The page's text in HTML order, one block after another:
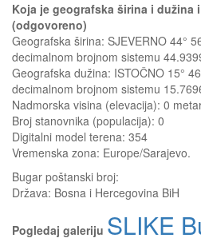
Koja je geografska širina i dužina
(odgovoreno)
Geografska širina: SJEVERNO 44°
decimalnom brojnom sistemu
Geografska dužina: ISTOČNO 15°
decimalnom brojnom sistemu
Nadmorska visina (elevacija): 0
Broj stanovnika (populacija): 0
Digitalni model terena: 354
Vremenska zona: Europe/Sarajevo.
Bugar poštanski broj:
Država: Bosna i Hercegovina BiH
Pogledaj galeriju SLIKE